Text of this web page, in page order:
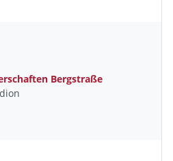
Bergstraße